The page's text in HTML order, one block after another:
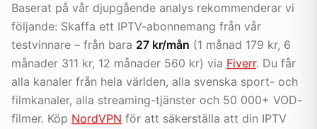
Baserat på vår djupgående analys rekommenderar vi
följande: Skaffa ett IPTV-abonnemang från vår
testvinnare – från bara 27 kr/mån (1 månad 179 kr, 6
månader 311 kr, 12 månader 560 kr) via Fiverr. Du får
alla kanaler från hela världen, alla svenska sport- och
filmkanaler, alla streaming-tjänster och 50 000+ VOD-
filmer. Köp NordVPN för att säkerställa att din IPTV